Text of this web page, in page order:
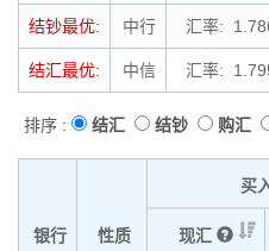
结钞最优: 中行 汇率:
结汇最优: 中信 汇率:
排序 : 结汇 结钞 购汇
银行 性质
买
现汇